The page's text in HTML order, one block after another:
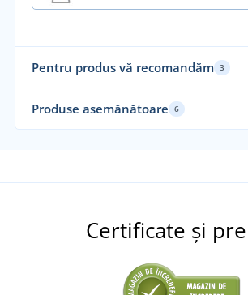
Pentru produs vă recomandăm 3
Produse asemănătoare 6
Certificate și